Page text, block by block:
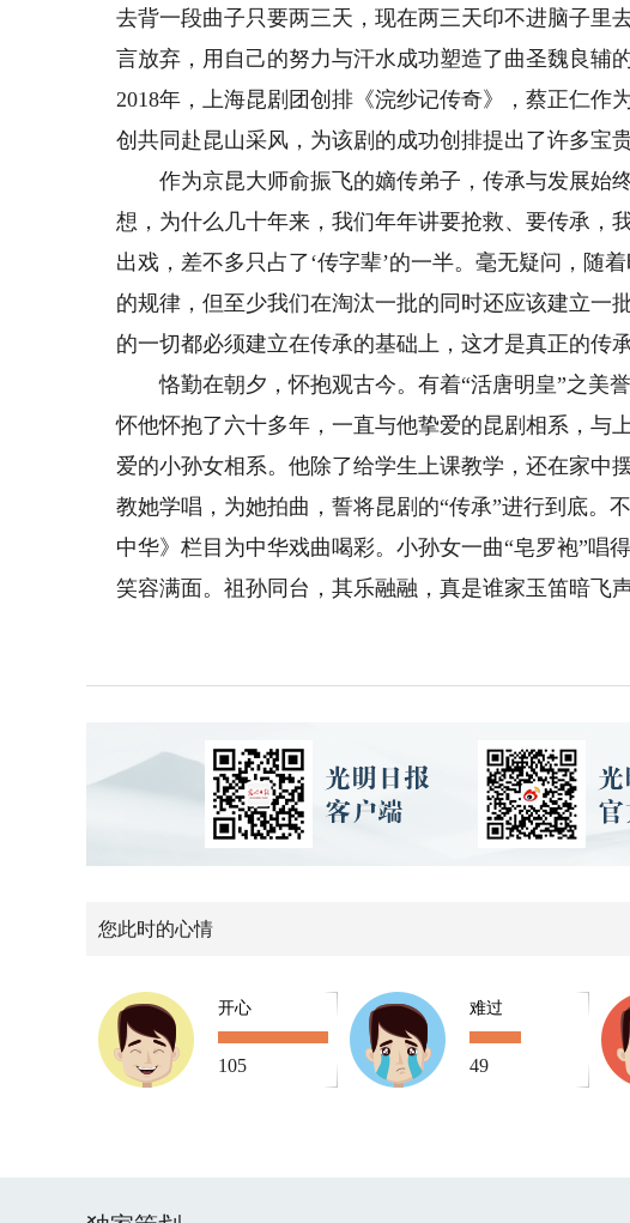
去背一段曲子只要两三天，现在两三天印不进脑子里
言放弃，用自己的努力与汗水成功塑造了曲圣魏良辅
2018年，上海昆剧团创排《浣纱记传奇》，蔡正仁作
创共同赴昆山采风，为该剧的成功创排提出了许多宝贵
作为京昆大师俞振飞的嫡传弟子，传承与发展始
想，为什么几十年来，我们年年讲要抢救、要传承，
出戏，差不多只占了‘传字辈’的一半。毫无疑问，随
的规律，但至少我们在淘汰一批的同时还应该建立一
的一切都必须建立在传承的基础上，这才是真正的传
恪勤在朝夕，怀抱观古今。有着“活唐明皇”之美
怀他怀抱了六十多年，一直与他挚爱的昆剧相系，与
爱的小孙女相系。他除了给学生上课教学，还在家中
教她学唱，为她拍曲，誓将昆剧的“传承”进行到底。
中华》栏目为中华戏曲喝彩。小孙女一曲“皂罗袍”唱
笑容满面。祖孙同台，其乐融融，真是谁家玉笛暗飞
您此时的心情
开心
105
难过
49